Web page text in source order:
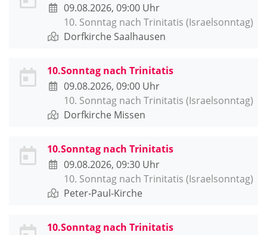
09.08.2026, 09:00 Uhr
10. Sonntag nach Trinitatis (Israelsonntag)
Dorfkirche Saalhausen
10.Sonntag nach Trinitatis
09.08.2026, 09:00 Uhr
10. Sonntag nach Trinitatis (Israelsonntag)
Dorfkirche Missen
10.Sonntag nach Trinitatis
09.08.2026, 09:30 Uhr
10. Sonntag nach Trinitatis (Israelsonntag)
Peter-Paul-Kirche
10.Sonntag nach Trinitatis